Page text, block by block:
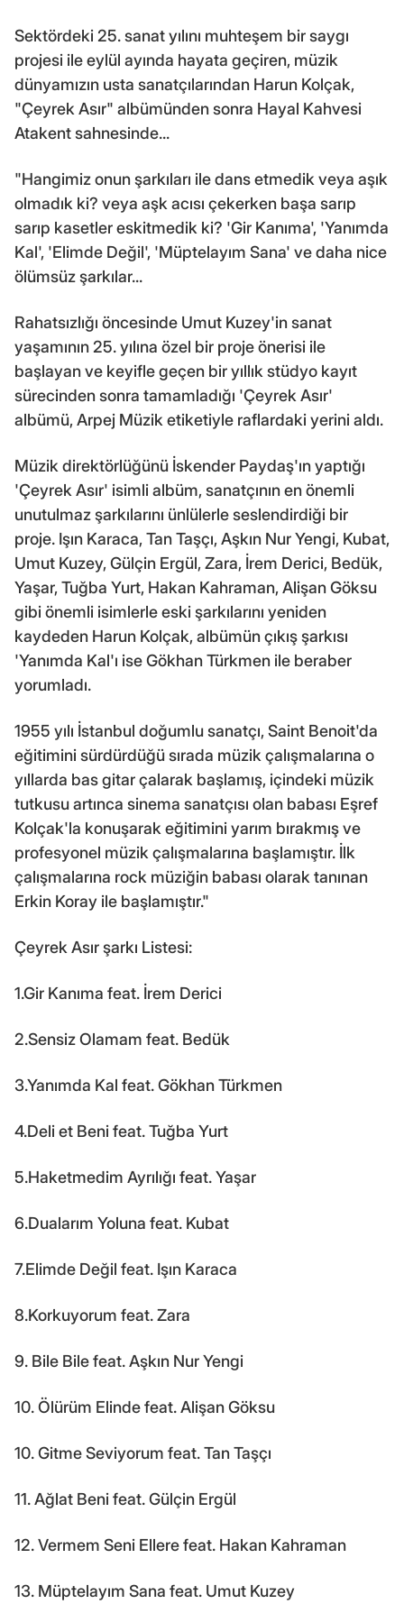
Sektördeki 25. sanat yılını muhteşem bir saygı
projesi ile eylül ayında hayata geçiren, müzik
dünyamızın usta sanatçılarından Harun Kolçak,
"Çeyrek Asır" albümünden sonra Hayal Kahvesi
Atakent sahnesinde...
"Hangimiz onun şarkıları ile dans etmedik veya aşık
olmadık ki? veya aşk acısı çekerken başa sarıp
sarıp kasetler eskitmedik ki? 'Gir Kanıma', 'Yanımda
Kal', 'Elimde Değil', 'Müptelayım Sana' ve daha nice
ölümsüz şarkılar...
Rahatsızlığı öncesinde Umut Kuzey'in sanat
yaşamının 25. yılına özel bir proje önerisi ile
başlayan ve keyifle geçen bir yıllık stüdyo kayıt
sürecinden sonra tamamladığı 'Çeyrek Asır'
albümü, Arpej Müzik etiketiyle raflardaki yerini aldı.
Müzik direktörlüğünü İskender Paydaş'ın yaptığı
'Çeyrek Asır' isimli albüm, sanatçının en önemli
unutulmaz şarkılarını ünlülerle seslendirdiği bir
proje. Işın Karaca, Tan Taşçı, Aşkın Nur Yengi, Kubat,
Umut Kuzey, Gülçin Ergül, Zara, İrem Derici, Bedük,
Yaşar, Tuğba Yurt, Hakan Kahraman, Alişan Göksu
gibi önemli isimlerle eski şarkılarını yeniden
kaydeden Harun Kolçak, albümün çıkış şarkısı
'Yanımda Kal'ı ise Gökhan Türkmen ile beraber
yorumladı.
1955 yılı İstanbul doğumlu sanatçı, Saint Benoit'da
eğitimini sürdürdüğü sırada müzik çalışmalarına o
yıllarda bas gitar çalarak başlamış, içindeki müzik
tutkusu artınca sinema sanatçısı olan babası Eşref
Kolçak'la konuşarak eğitimini yarım bırakmış ve
profesyonel müzik çalışmalarına başlamıştır. İlk
çalışmalarına rock müziğin babası olarak tanınan
Erkin Koray ile başlamıştır."
Çeyrek Asır şarkı Listesi:
1.Gir Kanıma feat. İrem Derici
2.Sensiz Olamam feat. Bedük
3.Yanımda Kal feat. Gökhan Türkmen
4.Deli et Beni feat. Tuğba Yurt
5.Haketmedim Ayrılığı feat. Yaşar
6.Dualarım Yoluna feat. Kubat
7.Elimde Değil feat. Işın Karaca
8.Korkuyorum feat. Zara
9. Bile Bile feat. Aşkın Nur Yengi
10. Ölürüm Elinde feat. Alişan Göksu
10. Gitme Seviyorum feat. Tan Taşçı
11. Ağlat Beni feat. Gülçin Ergül
12. Vermem Seni Ellere feat. Hakan Kahraman
13. Müptelayım Sana feat. Umut Kuzey